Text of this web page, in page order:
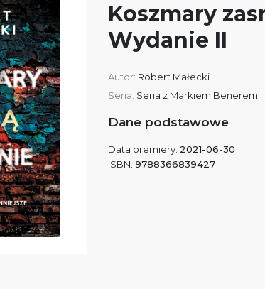
Koszmary
Wydanie II
Autor: Robert Małecki
Seria: Seria z Markiem Benerem
Dane podstawowe
Data premiery: 2021-06-30
ISBN: 9788366839427